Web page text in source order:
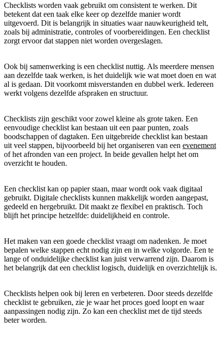
Checklists worden vaak gebruikt om consistent te werken. Dit
betekent dat een taak elke keer op dezelfde manier wordt
uitgevoerd. Dit is belangrijk in situaties waar nauwkeurigheid telt,
zoals bij administratie, controles of voorbereidingen. Een checklist
zorgt ervoor dat stappen niet worden overgeslagen.
Ook bij samenwerking is een checklist nuttig. Als meerdere mensen
aan dezelfde taak werken, is het duidelijk wie wat moet doen en wat
al is gedaan. Dit voorkomt misverstanden en dubbel werk. Iedereen
werkt volgens dezelfde afspraken en structuur.
Checklists zijn geschikt voor zowel kleine als grote taken. Een
eenvoudige checklist kan bestaan uit een paar punten, zoals
boodschappen of dagtaken. Een uitgebreide checklist kan bestaan
uit veel stappen, bijvoorbeeld bij het organiseren van een evenement
of het afronden van een project. In beide gevallen helpt het om
overzicht te houden.
Een checklist kan op papier staan, maar wordt ook vaak digitaal
gebruikt. Digitale checklists kunnen makkelijk worden aangepast,
gedeeld en hergebruikt. Dit maakt ze flexibel en praktisch. Toch
blijft het principe hetzelfde: duidelijkheid en controle.
Het maken van een goede checklist vraagt om nadenken. Je moet
bepalen welke stappen echt nodig zijn en in welke volgorde. Een te
lange of onduidelijke checklist kan juist verwarrend zijn. Daarom is
het belangrijk dat een checklist logisch, duidelijk en overzichtelijk is.
Checklists helpen ook bij leren en verbeteren. Door steeds dezelfde
checklist te gebruiken, zie je waar het proces goed loopt en waar
aanpassingen nodig zijn. Zo kan een checklist met de tijd steeds
beter worden.